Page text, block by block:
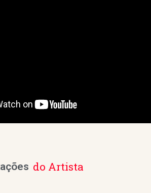
do Artista